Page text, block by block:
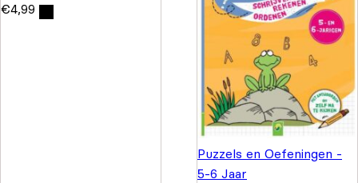
€4,99
Puzzels en Oefeningen -
5-6 Jaar